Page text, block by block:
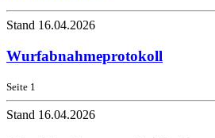
Stand 16.04.2026
Wurfabnahmeprotokoll
Seite 1
Stand 16.04.2026